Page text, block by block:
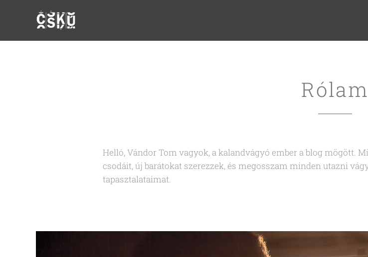
Rólam
Helló, Vándor Tom vagyok, a kalandvágyó ember a blog mögött.
csodáit, új barátokat szerezzek, és megosszam minden utazni
tapasztalataimat.